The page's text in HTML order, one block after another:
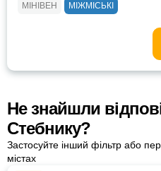
МІНІВЕН МІЖМІСЬКІ
Не знайшли
Стебнику?
Застосуйте інший фільтр або
містах